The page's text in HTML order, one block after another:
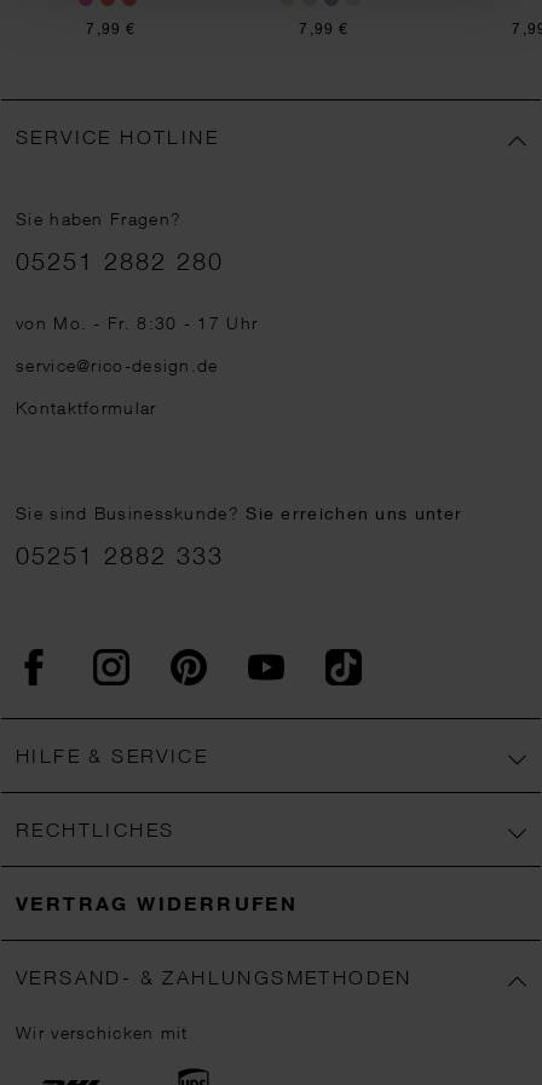
7,99 € 7,99 €
SERVICE HOTLINE
Sie haben Fragen?
Telefonnummer
05251 2882 280
von Mo. - Fr. 8:30 - 17 Uhr
service@rico-design.de
Kontaktformular
Sie sind Businesskunde?Sie erreichen uns unter
05251 2882 333
FacebookInstagram PinterestYouTubeTikTok
HILFE & SERVICE
RECHTLICHES
VERTRAG WIDERRUFEN
VERSAND- & ZAHLUNGSMETHODEN
Wir verschicken mit